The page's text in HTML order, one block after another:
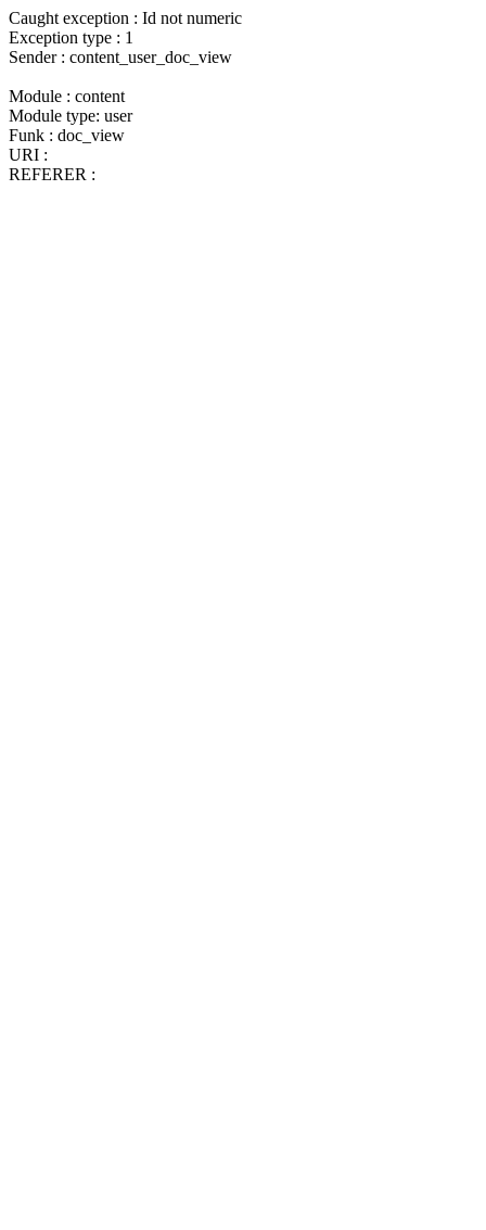
Caught exception : Id not numeric
Exception type : 1
Sender : content_user_doc_view
Module : content
Module type: user
Funk : doc_view
URI :
REFERER :